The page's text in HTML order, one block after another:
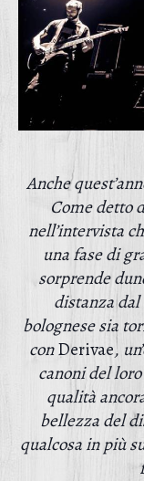
Anche
Come detto
nell’intervista
una fase di
sorprende
distanza
bolognese sia
conDerivae,
canoni del
qualità
bellezza del
qualcosa in più